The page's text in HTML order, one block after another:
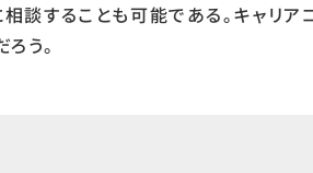
することも可能である。キャリア
う。